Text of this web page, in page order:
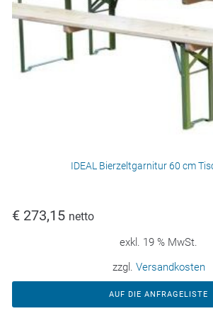
IDEAL Bierzeltgarnitur 60 cm
€ 273,15 netto
exkl. 19 % MwSt.
zzgl. Versandkosten
AUF DIE ANFRAGELISTE